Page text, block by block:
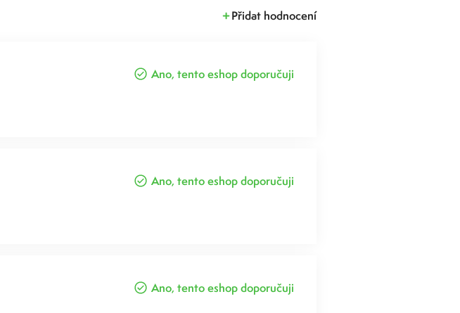
Přidat hodnocení
Ano, tento eshop doporučuji
Ano, tento eshop doporučuji
Ano, tento eshop doporučuji